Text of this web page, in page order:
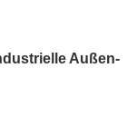
Außen-